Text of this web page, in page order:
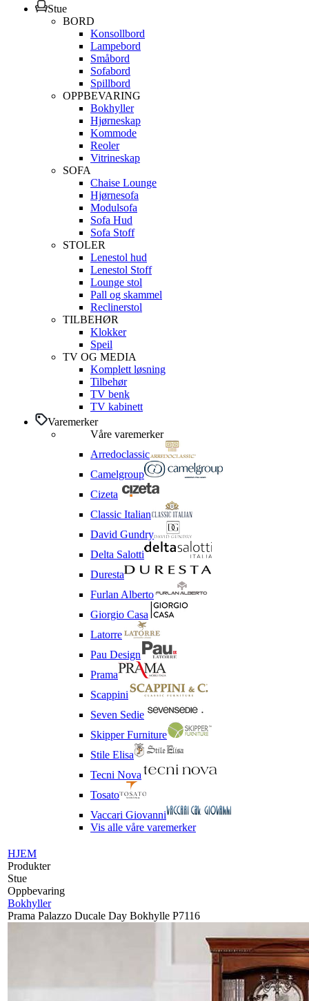
Stue
BORD
Konsollbord
Lampebord
Småbord
Sofabord
Spillbord
OPPBEVARING
Bokhyller
Hjørneskap
Kommode
Reoler
Vitrineskap
SOFA
Chaise Lounge
Hjørnesofa
Modulsofa
Sofa Hud
Sofa Stoff
STOLER
Lenestol hud
Lenestol Stoff
Lounge stol
Pall og skammel
Reclinerstol
TILBEHØR
Klokker
Speil
TV OG MEDIA
Komplett løsning
Tilbehør
TV benk
TV kabinett
Varemerker
Våre varemerker
Arredoclassic
Camelgroup
Cizeta
Classic Italian
David Gundry
Delta Salotti
Duresta
Furlan Alberto
Giorgio Casa
Latorre
Pau Design
Prama
Scappini
Seven Sedie
Skipper Furniture
Stile Elisa
Tecni Nova
Tosato
Vaccari Giovanni
Vis alle våre varemerker
HJEM
Produkter
Stue
Oppbevaring
Bokhyller
Prama Palazzo Ducale Day Bokhylle P7116